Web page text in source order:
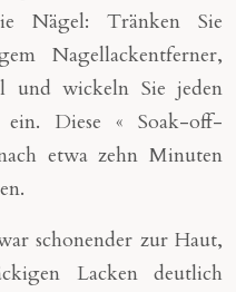
Nägel: Tränken Sie
Nagellackentferner,
und wickeln Sie jeden
Diese « Soak-off-
etwa zehn Minuten
schonender zur Haut,
Lacken deutlich